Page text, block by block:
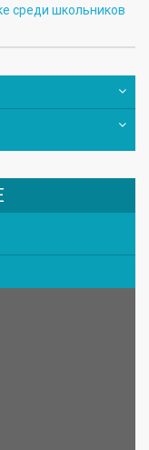
среди школьников